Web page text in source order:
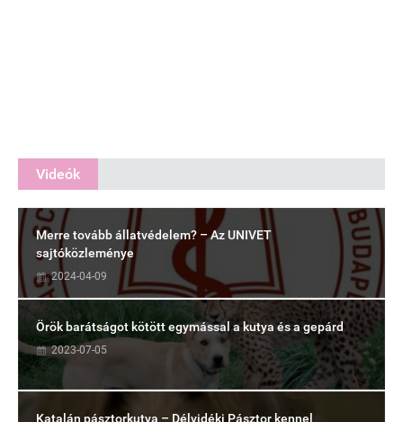
Videók
Merre tovább állatvédelem? – Az UNIVET
sajtóközleménye
2024-04-09
Örök barátságot kötött egymással a kutya és a gepárd
2023-07-05
Katalán pásztorkutya – Délvidéki Pásztor kennel